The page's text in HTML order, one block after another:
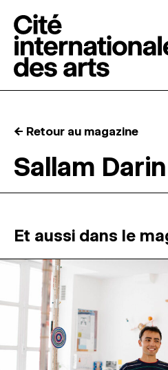
RÉSIDENCES ↓
ATELIERS OUVERTS
PROGRAMMATION
MAGAZINE
ESPACES DE PRATIQUE
← Retour au magazine
Sallam Darin
Et aussi dans le